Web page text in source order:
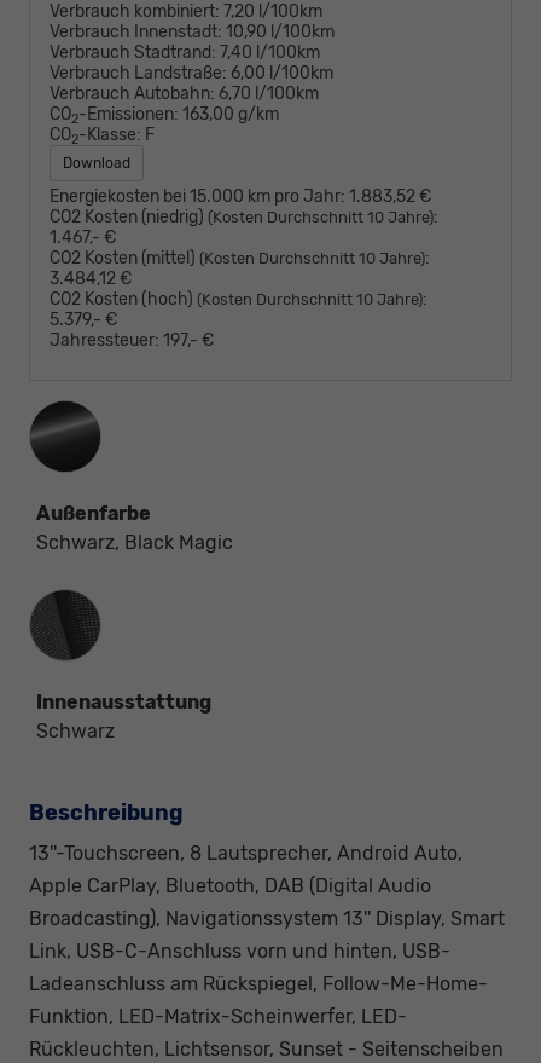
Verbrauch kombiniert: 7,20 l/100km
Verbrauch Innenstadt: 10,90 l/100km
Verbrauch Stadtrand: 7,40 l/100km
Verbrauch Landstraße: 6,00 l/100km
Verbrauch Autobahn: 6,70 l/100km
CO2-Emissionen: 163,00 g/km
CO2-Klasse: F
Download
Energiekosten bei 15.000 km pro Jahr: 1.883,52 €
CO2 Kosten (niedrig) (Kosten Durchschnitt 10 Jahre):
1.467,- €
CO2 Kosten (mittel) (Kosten Durchschnitt 10 Jahre):
3.484,12 €
CO2 Kosten (hoch) (Kosten Durchschnitt 10 Jahre):
5.379,- €
Jahressteuer: 197,- €
Außenfarbe
Schwarz, Black Magic
Innenausstattung
Innenausstattung
Schwarz
Beschreibung
13''-Touchscreen, 8 Lautsprecher, Android Auto,
Apple CarPlay, Bluetooth, DAB (Digital Audio
Broadcasting), Navigationssystem 13'' Display, Smart
Link, USB-C-Anschluss vorn und hinten, USB-
Ladeanschluss am Rückspiegel, Follow-Me-Home-
Funktion, LED-Matrix-Scheinwerfer, LED-
Rückleuchten, Lichtsensor, Sunset - Seitenscheiben